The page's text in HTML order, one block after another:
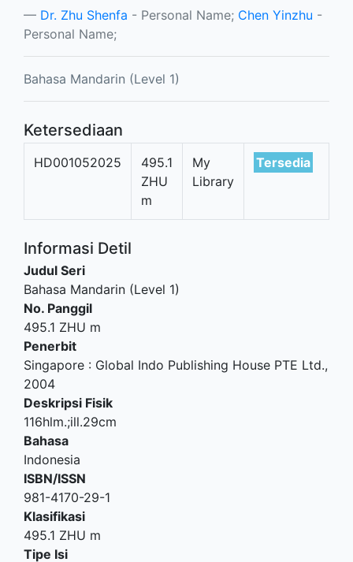
Dr. Zhu Shenfa - Personal Name; Chen Yinzhu -
Personal Name;
Bahasa Mandarin (Level 1)
Ketersediaan
HD001052025
495.1
ZHU
m
My
Library
Tersedia
Informasi Detil
Judul Seri
Bahasa Mandarin (Level 1)
No. Panggil
495.1 ZHU m
Penerbit
Singapore : Global Indo Publishing House PTE Ltd.,
2004
Deskripsi Fisik
116hlm.;ill.29cm
Bahasa
Indonesia
ISBN/ISSN
981-4170-29-1
Klasifikasi
495.1 ZHU m
Tipe Isi